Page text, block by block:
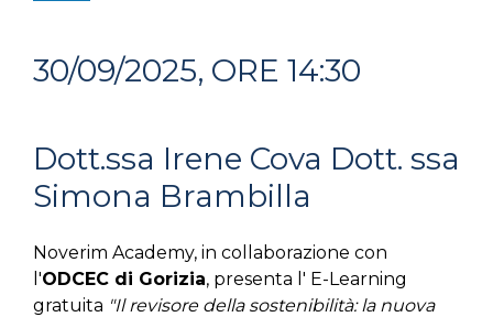
30/09/2025, ORE 14:30
Dott.ssa Irene Cova Dott. ssa
Simona Brambilla
Noverim Academy, in collaborazione con
l'ODCEC di Gorizia, presenta l' E-Learning
gratuita "Il revisore della sostenibilità: la nuova